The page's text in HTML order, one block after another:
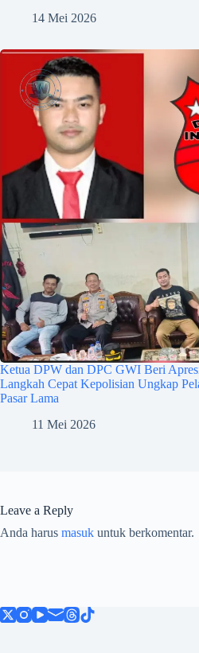
14 Mei 2026
Ketua DPW dan DPC GWI Beri
Langkah Cepat Kepolisian Ungkap
Pasar Lama
11 Mei 2026
Leave a Reply
Anda harus masuk untuk berkomentar.